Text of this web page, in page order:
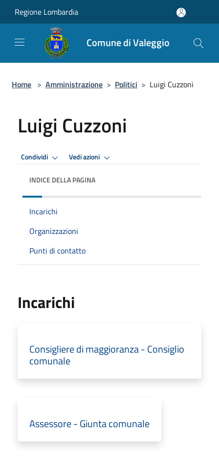
Regione Lombardia
Comune di Valeggio
Home > Amministrazione > Politici > Luigi Cuzzoni
Luigi Cuzzoni
Condividi Vedi azioni
INDICE DELLA PAGINA
Incarichi
Organizzazioni
Punti di contatto
Incarichi
Consigliere di maggioranza - Consiglio
comunale
Assessore - Giunta comunale